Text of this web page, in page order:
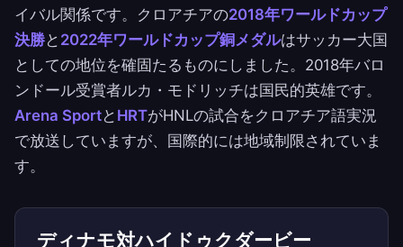
イバル関係です。クロアチアの2018年ワールドカップ
決勝と 2022年ワールドカップ銅メダルはサッカー大国
としての地位を確固たるものにしました。2018年バロ
ンドール受賞者ルカ・モドリッチは国民的英雄です。
Arena Sportと HRTがHNLの試合をクロアチア語実況
で放送していますが、国際的には地域制限されていま
す。
ディナモ対ハイドゥクダービー